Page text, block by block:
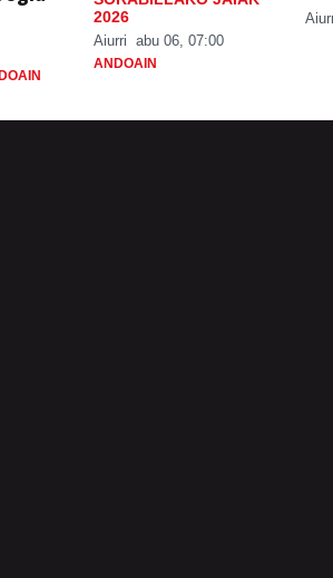
2026
Aiurri abu 06, 07:00
ANDOAIN